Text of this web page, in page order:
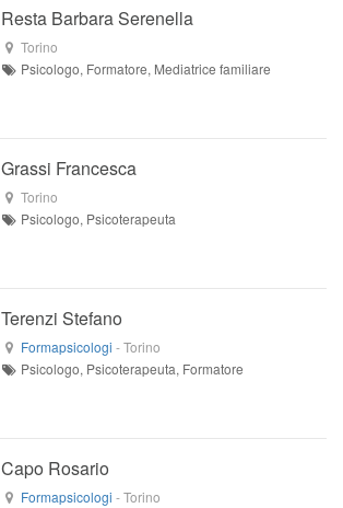
Resta Barbara Serenella
Torino
Psicologo, Formatore, Mediatrice familiare
Grassi Francesca
Torino
Psicologo, Psicoterapeuta
Terenzi Stefano
Formapsicologi -Torino
Psicologo, Psicoterapeuta, Formatore
Capo Rosario
Formapsicologi -Torino